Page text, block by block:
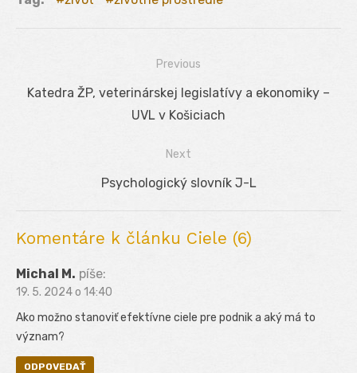
Navigácia
Previous
Previous
Katedra ŽP, veterinárskej legislatívy a ekonomiky –
UVL v Košiciach
Next
Next
Psychologický slovník J-L
Komentáre k článku Ciele (6)
Michal M. píše:
19. 5. 2024 o 14:40
Ako možno stanoviť efektívne ciele pre podnik a aký má to
význam?
ODPOVEDAŤ